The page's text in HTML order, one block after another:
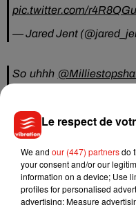
pic.twitter.com/
— Jared Jent
So uhhh
— emily paige
oh and
#GirlsLikeYou
@maroon5
Le respect de
We and our (447) partnersdo
your consent and/or our
information on a device; Use
profiles for personalised
advertising; Measure